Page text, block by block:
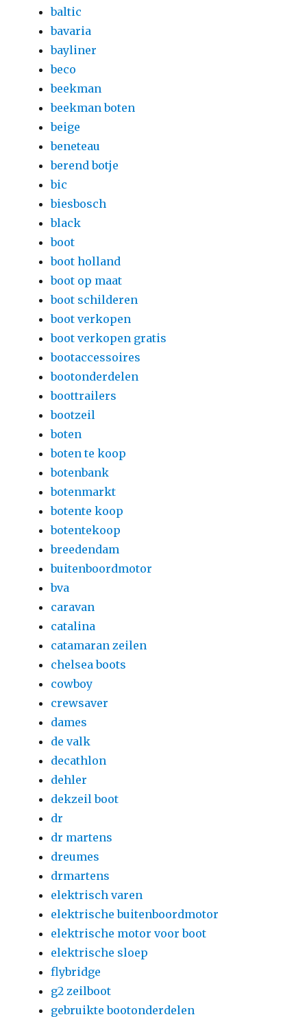
baltic
bavaria
bayliner
beco
beekman
beekman boten
beige
beneteau
berend botje
bic
biesbosch
black
boot
boot holland
boot op maat
boot schilderen
boot verkopen
boot verkopen gratis
bootaccessoires
bootonderdelen
boottrailers
bootzeil
boten
boten te koop
botenbank
botenmarkt
botente koop
botentekoop
breedendam
buitenboordmotor
bva
caravan
catalina
catamaran zeilen
chelsea boots
cowboy
crewsaver
dames
de valk
decathlon
dehler
dekzeil boot
dr
dr martens
dreumes
drmartens
elektrisch varen
elektrische buitenboordmotor
elektrische motor voor boot
elektrische sloep
flybridge
g2 zeilboot
gebruikte bootonderdelen